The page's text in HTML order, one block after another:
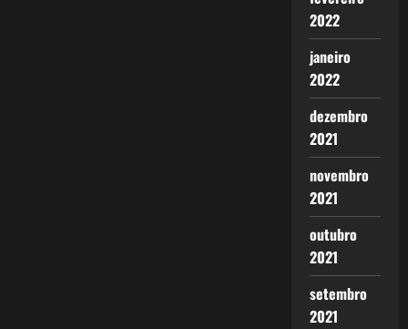
2022
janeiro
2022
dezembro
2021
novembro
2021
outubro
2021
setembro
2021